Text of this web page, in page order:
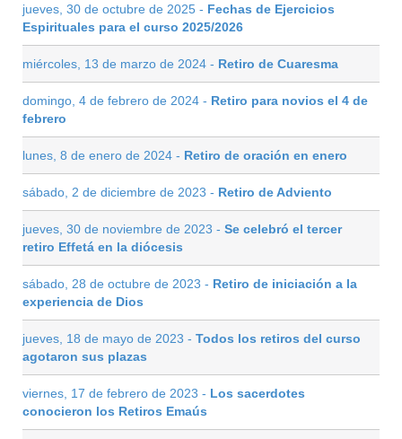
jueves, 30 de octubre de 2025 - Fechas de Ejercicios
Espirituales para el curso 2025/2026
miércoles, 13 de marzo de 2024 - Retiro de Cuaresma
domingo, 4 de febrero de 2024 - Retiro para novios el 4 de
febrero
lunes, 8 de enero de 2024 - Retiro de oración en enero
sábado, 2 de diciembre de 2023 - Retiro de Adviento
jueves, 30 de noviembre de 2023 - Se celebró el tercer
retiro Effetá en la diócesis
sábado, 28 de octubre de 2023 - Retiro de iniciación a la
experiencia de Dios
jueves, 18 de mayo de 2023 - Todos los retiros del curso
agotaron sus plazas
viernes, 17 de febrero de 2023 - Los sacerdotes
conocieron los Retiros Emaús